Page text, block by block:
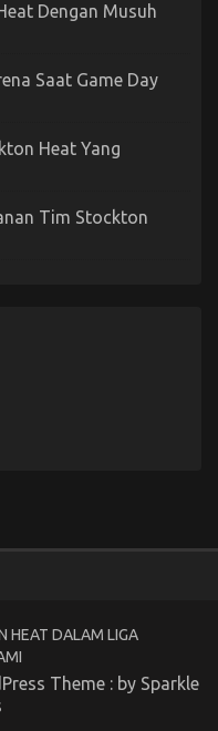
Dengan Musuh
Saat Game Day
Heat Yang
Tim Stockton
HEAT DALAM LIGA
Theme : by Sparkle